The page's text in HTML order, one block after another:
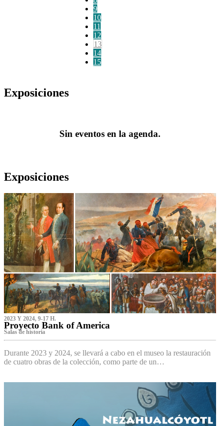
9
10
11
12
13
14
15
Exposiciones
Sin eventos en la agenda.
Exposiciones
2023 Y 2024, 9-17 H.
Proyecto Bank of America
S‌alas de historia
Durante 2023 y 2024, se llevará a cabo en el museo la restauración
de cuatro obras de la colección, como parte de un…